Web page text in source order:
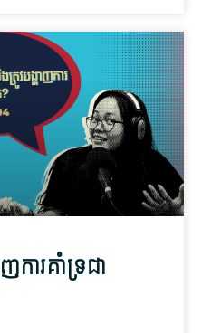
ការ​គាំទ្រ​ជា​